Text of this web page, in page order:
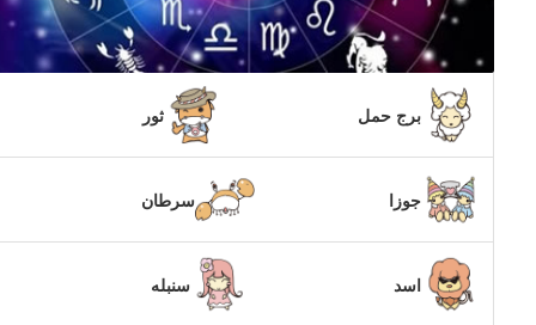
برج حمل ثور
جوزا سرطان
اسد سنبله